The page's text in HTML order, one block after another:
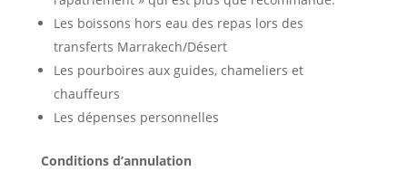
Les boissons hors eau des repas lors des
transferts Marrakech/Désert
Les pourboires aux guides, chameliers et
chauffeurs
Les dépenses personnelles
Conditions d’annulation